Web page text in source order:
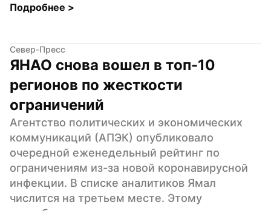
Подробнее >
Север-Пресс
ЯНАО снова вошел в топ-10
регионов по жесткости
ограничений
Агентство политических и экономических
коммуникаций (АПЭК) опубликовало
очередной еженедельный рейтинг по
ограничениям из-за новой коронавирусной
инфекции. В списке аналитиков Ямал
числится на третьем месте. Этому